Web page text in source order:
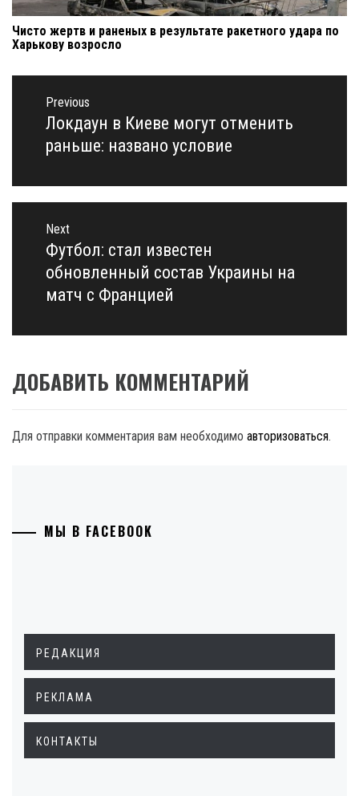
Чисто жертв и раненых в результате ракетного удара по
Харькову возросло
Навигация
записям
Previous
Previous
post:
Локдаун в Киеве могут отменить
раньше: названо условие
Next
Next
post:
Футбол: стал известен
обновленный состав Украины на
матч с Францией
ДОБАВИТЬ КОММЕНТАРИЙ
Для отправки комментария вам необходимо авторизоваться.
МЫ В FACEBOOK
РЕДАКЦИЯ
РЕКЛАМА
КОНТАКТЫ